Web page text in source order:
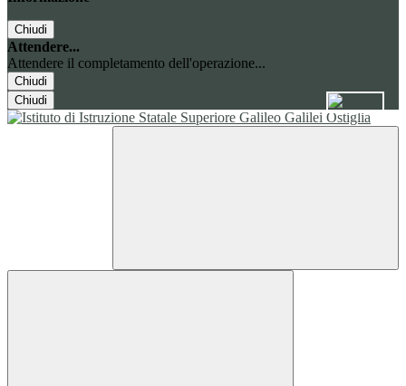
Chiudi
Attendere...
Attendere il completamento dell'operazione...
Chiudi
Chiudi